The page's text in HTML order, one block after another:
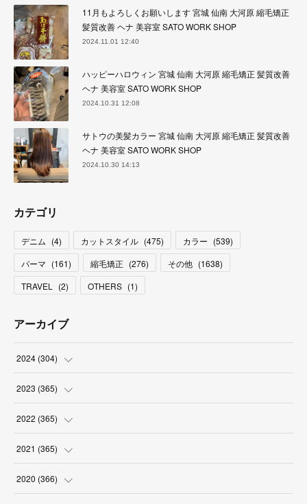
11月もよろしくお願いします 宮城 仙南 大河原 縮毛矯正
髪質改善 ヘナ 美容室 SATO WORK SHOP
2024.11.01 12:40
ハッピーハロウィン 宮城 仙南 大河原 縮毛矯正 髪質改善
ヘナ 美容室 SATO WORK SHOP
2024.10.31 12:08
サトウの美髪カラー 宮城 仙南 大河原 縮毛矯正 髪質改善
ヘナ 美容室 SATO WORK SHOP
2024.10.30 14:13
カテゴリ
デニム (4) カットスタイル (475) カラー (539)
パーマ (161) 縮毛矯正 (276) その他 (1638)
TRAVEL
(2) OTHERS (1)
アーカイブ
2024 (304)
(3)
(31
(30
(31
2023 (365)
(31
(30
(31
2022 (365)
(31
(30
2021 (365)
(31
2020 (366)